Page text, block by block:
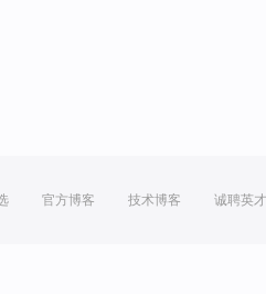
官方博客 技术博客 诚聘英才